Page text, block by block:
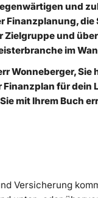
und
Finanzplanung, die
Zielgruppe und
im
Wonneberger, Sie
Finanzplan für dein
mit Ihrem Buch
Versicherung